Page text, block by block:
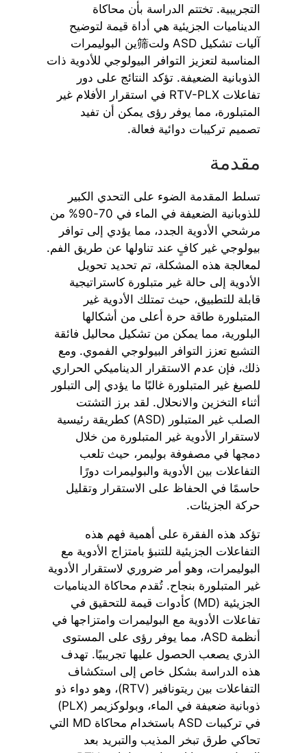
التجريبية. تختتم الدراسة بأن محاكاة
الديناميات الجزيئية هي أداة قيمة لتوضيح
آليات تشكيل ASD ولت筛ين البوليمرات
المناسبة لتعزيز التوافر البيولوجي للأدوية ذات
الذوبانية الضعيفة. تؤكد النتائج على دور
تفاعلات RTV-PLX في استقرار الأفلام غير
المتبلورة، مما يوفر رؤى يمكن أن تفيد
تصميم تركيبات دوائية فعالة.
مقدمة
تسلط المقدمة الضوء على التحدي الكبير
للذوبانية الضعيفة في الماء في 70-90% من
مرشحي الأدوية الجدد، مما يؤدي إلى توافر
بيولوجي غير كافٍ عند تناولها عن طريق الفم.
لمعالجة هذه المشكلة، تم تحديد تحويل
الأدوية إلى حالة غير متبلورة كاستراتيجية
قابلة للتطبيق، حيث تمتلك الأدوية غير
المتبلورة طاقة حرة أعلى من أشكالها
البلورية، مما يمكن من تشكيل محاليل فائقة
التشبع تعزز التوافر البيولوجي الفموي. ومع
ذلك، فإن عدم الاستقرار الديناميكي الحراري
للصيغ غير المتبلورة غالبًا ما يؤدي إلى التبلور
أثناء التخزين والانحلال. لقد برز التشتت
الصلب غير المتبلور (ASD) كطريقة رئيسية
لاستقرار الأدوية غير المتبلورة من خلال
دمجها في مصفوفة بوليمر، حيث تلعب
التفاعلات بين الأدوية والبوليمرات دورًا
حاسمًا في الحفاظ على الاستقرار وتقليل
حركة الجزيئات.
تؤكد هذه الفقرة على أهمية فهم هذه
التفاعلات الجزيئية للتنبؤ بامتزاج الأدوية مع
البوليمرات، وهو أمر ضروري لاستقرار الأدوية
غير المتبلورة بنجاح. تُقدم محاكاة الديناميات
الجزيئية (MD) كأدوات قيمة للتحقيق في
تفاعلات الأدوية مع البوليمرات وامتزاجها في
أنظمة ASD، مما يوفر رؤى على المستوى
الذري يصعب الحصول عليها تجريبيًا. تهدف
هذه الدراسة بشكل خاص إلى استكشاف
التفاعلات بين ريتونافير (RTV)، وهو دواء ذو
ذوبانية ضعيفة في الماء، وبولوكزيمر (PLX)
في تركيبات ASD باستخدام محاكاة MD التي
تحاكي طرق تبخر المذيب والتبريد بعد